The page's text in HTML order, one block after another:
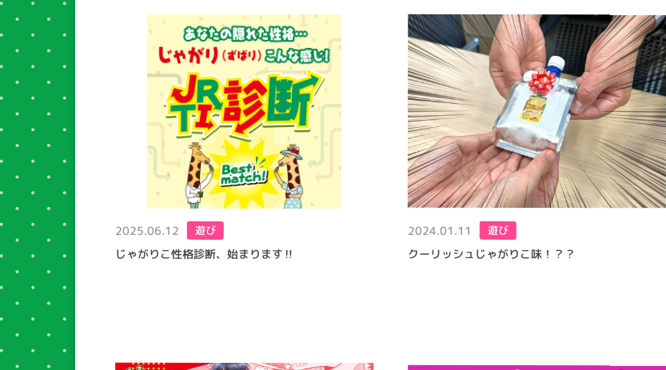
2025.06.12 遊び
じゃがりこ性格診断、始まります‼
2024.01.11 遊び
クーリッシュじゃがりこ味！？？